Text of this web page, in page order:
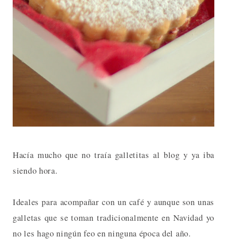
Hacía mucho que no traía galletitas al blog y ya iba
siendo hora.
Ideales para acompañar con un café y aunque son unas
galletas que se toman tradicionalmente en Navidad yo
no les hago ningún feo en ninguna época del año.